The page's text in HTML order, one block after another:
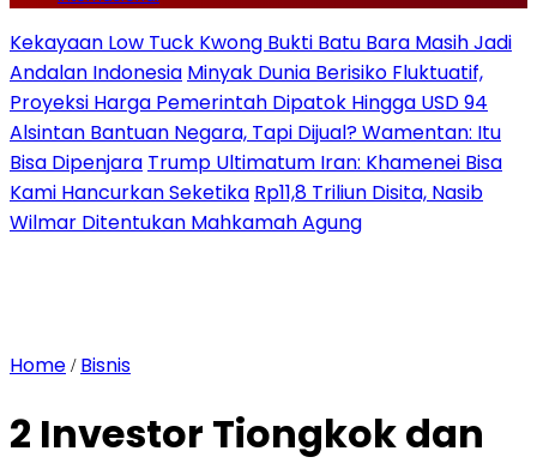
Kekayaan Low Tuck Kwong Bukti Batu Bara Masih Jadi
Andalan Indonesia Minyak Dunia Berisiko Fluktuatif,
Proyeksi Harga Pemerintah Dipatok Hingga USD 94
Alsintan Bantuan Negara, Tapi Dijual? Wamentan: Itu
Bisa Dipenjara Trump Ultimatum Iran: Khamenei Bisa
Kami Hancurkan Seketika Rp11,8 Triliun Disita, Nasib
Wilmar Ditentukan Mahkamah Agung
Home / Bisnis
2 Investor Tiongkok dan